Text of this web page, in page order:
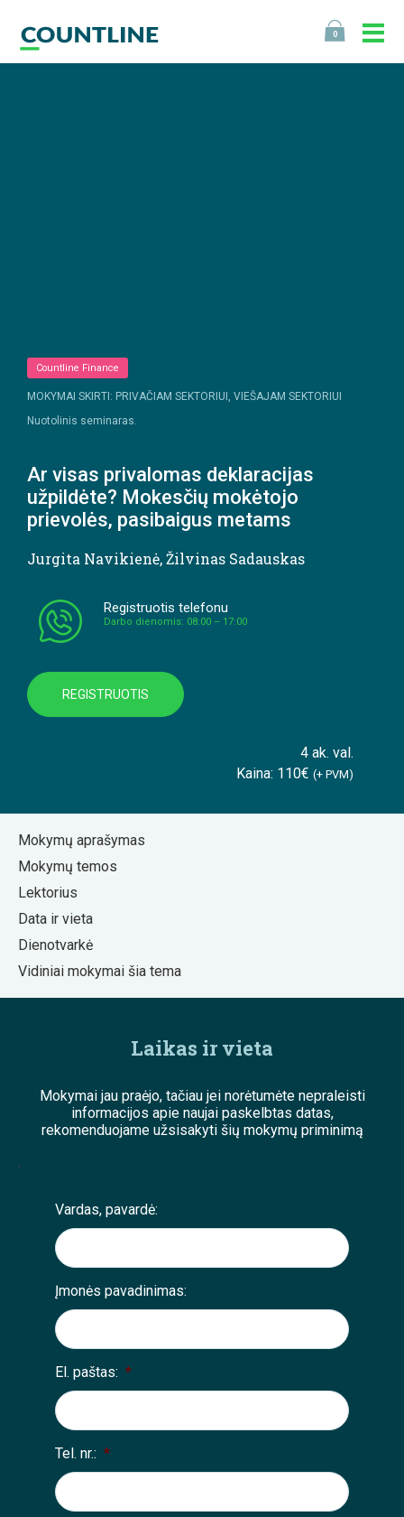
0
Countline Finance
MOKYMAI SKIRTI: PRIVAČIAM SEKTORIUI, VIEŠAJAM SEKTORIUI
Nuotolinis seminaras.
Ar visas privalomas deklaracijas
užpildėte? Mokesčių mokėtojo
prievolės, pasibaigus metams
Jurgita Navikienė,Žilvinas Sadauskas
Registruotis telefonu
Darbo dienomis: 08:00 – 17:00
REGISTRUOTIS
4 ak. val.
Kaina: 110€ (+ PVM)
Mokymų aprašymas
Mokymų temos
Lektorius
Data ir vieta
Dienotvarkė
Vidiniai mokymai šia tema
Laikas ir vieta
Mokymai jau praėjo, tačiau jei norėtumėte nepraleisti
informacijos apie naujai paskelbtas datas,
rekomenduojame užsisakyti šių mokymų priminimą
;
Vardas, pavardė:
Įmonės pavadinimas:
El. paštas: *
Tel. nr.: *